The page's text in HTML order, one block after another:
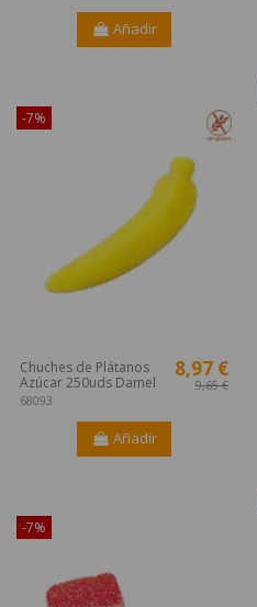
Añadir
-7%
Chuches de Plátanos
Azúcar 250uds Damel
68093
8,97 €
9,65 €
Añadir
-7%